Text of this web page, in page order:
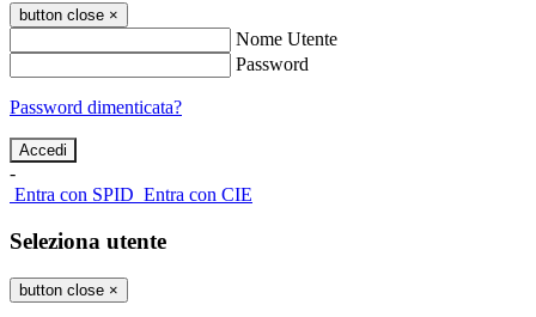
button close ×
Nome Utente
Password
Password dimenticata?
-
Entra con SPID Entra con CIE
Seleziona utente
button close ×